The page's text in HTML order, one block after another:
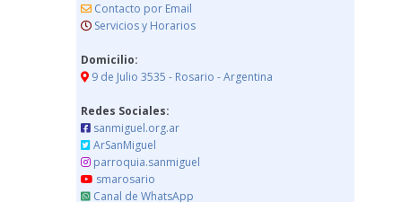
Contacto por Email
Servicios y Horarios
Domicilio:
9 de Julio 3535 - Rosario - Argentina
Redes Sociales:
sanmiguel.org.ar
ArSanMiguel
parroquia.sanmiguel
smarosario
Canal de WhatsApp